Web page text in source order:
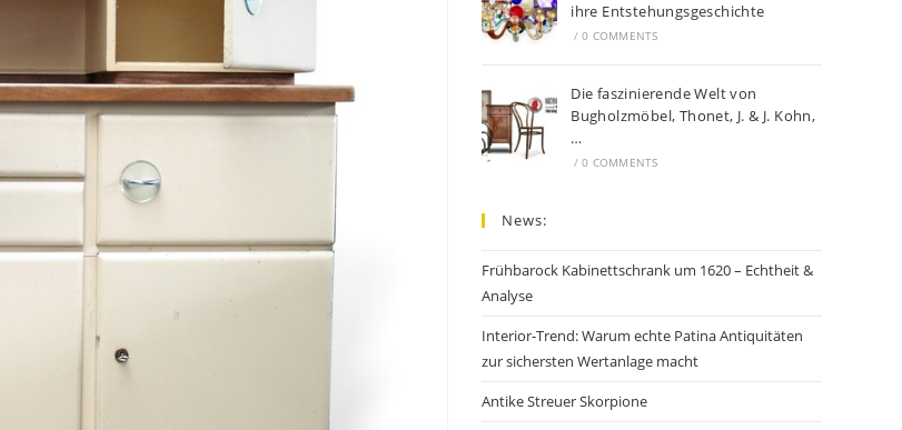
ihre Entstehungsgeschichte
/ 0 COMMENTS
Die faszinierende Welt von
Bugholzmöbel, Thonet, J. & J. Kohn,
…
/ 0 COMMENTS
News:
Frühbarock Kabinettschrank um 1620 – Echtheit &
Analyse
Interior-Trend: Warum echte Patina Antiquitäten
zur sichersten Wertanlage macht
Antike Streuer Skorpione